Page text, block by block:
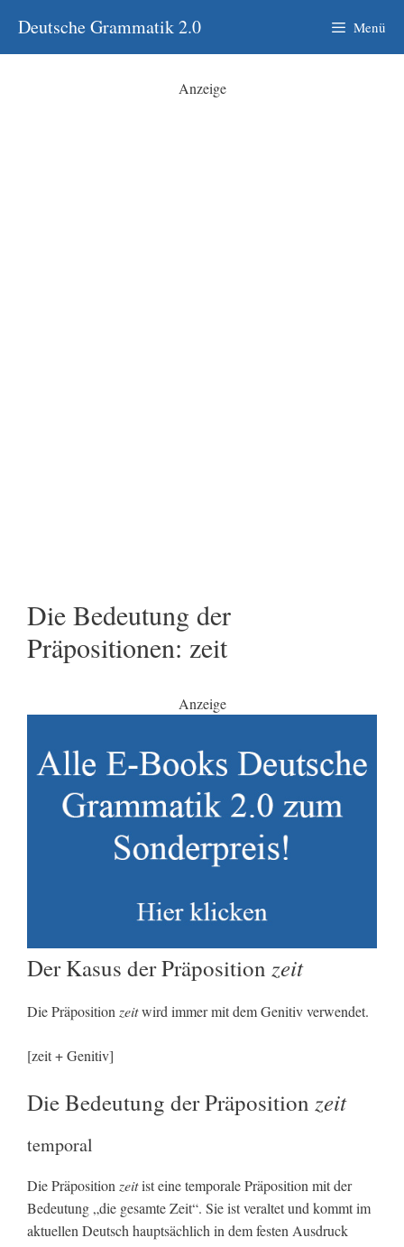
Inhalt
springen
Deutsche Grammatik 2.0 Menü
Anzeige
Die Bedeutung der
Präpositionen: zeit
Anzeige
Der Kasus der Präposition zeit
Die Präposition zeitwird immer mit dem Genitiv verwendet.
[zeit + Genitiv]
Die Bedeutung der Präposition zeit
temporal
Die Präposition zeitist eine temporale Präposition mit der
Bedeutung „die gesamte Zeit“. Sie ist veraltet und kommt im
aktuellen Deutsch hauptsächlich in dem festen Ausdruck